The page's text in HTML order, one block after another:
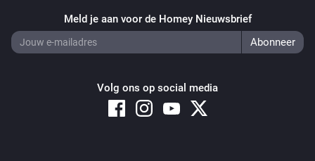
Meld je aan voor de Homey Nieuwsbrief
Volg ons op social media